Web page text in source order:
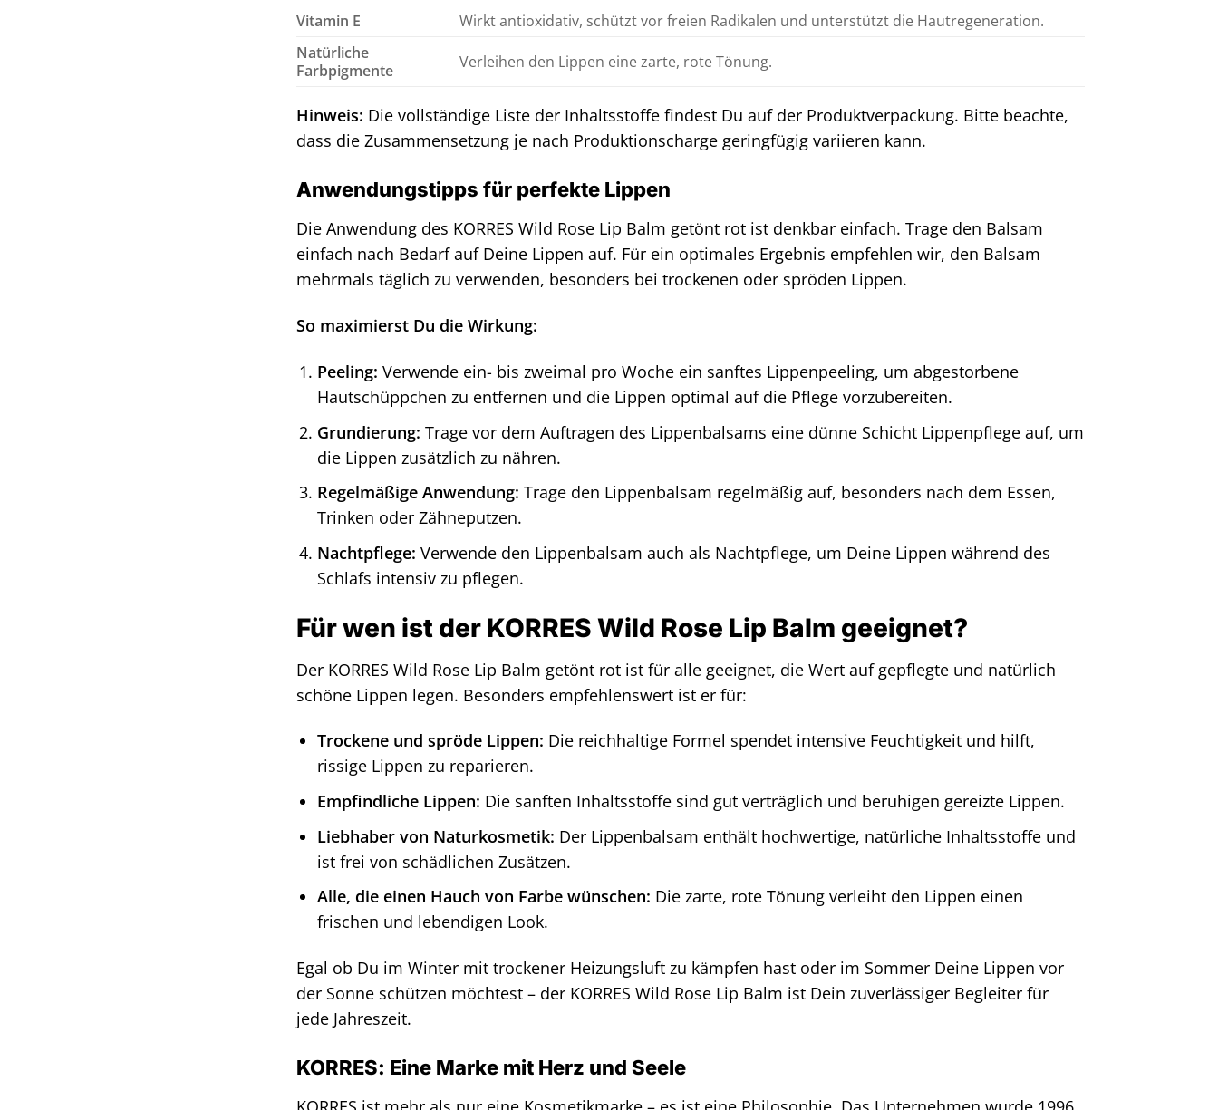
Vitamin E
Wirkt antioxidativ, schützt vor freien Radikalen und unterstützt die Hautregeneration.
Natürliche
Farbpigmente
Verleihen den Lippen eine zarte, rote Tönung.
Hinweis: Die vollständige Liste der Inhaltsstoffe findest Du auf der Produktverpackung. Bitte beachte,
dass die Zusammensetzung je nach Produktionscharge geringfügig variieren kann.
Anwendungstipps für perfekte Lippen
Die Anwendung des KORRES Wild Rose Lip Balm getönt rot ist denkbar einfach. Trage den Balsam
einfach nach Bedarf auf Deine Lippen auf. Für ein optimales Ergebnis empfehlen wir, den Balsam
mehrmals täglich zu verwenden, besonders bei trockenen oder spröden Lippen.
So maximierst Du die Wirkung:
Peeling: Verwende ein- bis zweimal pro Woche ein sanftes Lippenpeeling, um abgestorbene
Hautschüppchen zu entfernen und die Lippen optimal auf die Pflege vorzubereiten.
Grundierung: Trage vor dem Auftragen des Lippenbalsams eine dünne Schicht Lippenpflege auf, um
die Lippen zusätzlich zu nähren.
Regelmäßige Anwendung: Trage den Lippenbalsam regelmäßig auf, besonders nach dem Essen,
Trinken oder Zähneputzen.
Nachtpflege: Verwende den Lippenbalsam auch als Nachtpflege, um Deine Lippen während des
Schlafs intensiv zu pflegen.
Für wen ist der KORRES Wild Rose Lip Balm geeignet?
Der KORRES Wild Rose Lip Balm getönt rot ist für alle geeignet, die Wert auf gepflegte und natürlich
schöne Lippen legen. Besonders empfehlenswert ist er für:
Trockene und spröde Lippen: Die reichhaltige Formel spendet intensive Feuchtigkeit und hilft,
rissige Lippen zu reparieren.
Empfindliche Lippen: Die sanften Inhaltsstoffe sind gut verträglich und beruhigen gereizte Lippen.
Liebhaber von Naturkosmetik: Der Lippenbalsam enthält hochwertige, natürliche Inhaltsstoffe und
ist frei von schädlichen Zusätzen.
Alle, die einen Hauch von Farbe wünschen: Die zarte, rote Tönung verleiht den Lippen einen
frischen und lebendigen Look.
Egal ob Du im Winter mit trockener Heizungsluft zu kämpfen hast oder im Sommer Deine Lippen vor
der Sonne schützen möchtest – der KORRES Wild Rose Lip Balm ist Dein zuverlässiger Begleiter für
jede Jahreszeit.
KORRES: Eine Marke mit Herz und Seele